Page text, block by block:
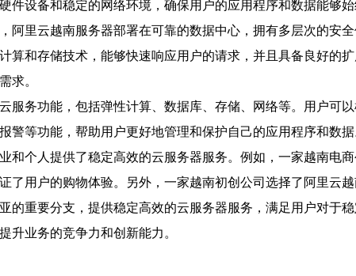
件设备和稳定的网络环境，确保用户的应用程序和数据能
阿里云越南服务器部署在可靠的数据中心，拥有多层次的安
算和存储技术，能够快速响应用户的请求，并且具备良好的
求。
服务功能，包括弹性计算、数据库、存储、网络等。用户
警等功能，帮助用户更好地管理和保护自己的应用程序和数据
和个人提供了稳定高效的云服务器服务。例如，一家越南
了用户的购物体验。另外，一家越南初创公司选择了阿里云
的重要分支，提供稳定高效的云服务器服务，满足用户对
升业务的竞争力和创新能力。